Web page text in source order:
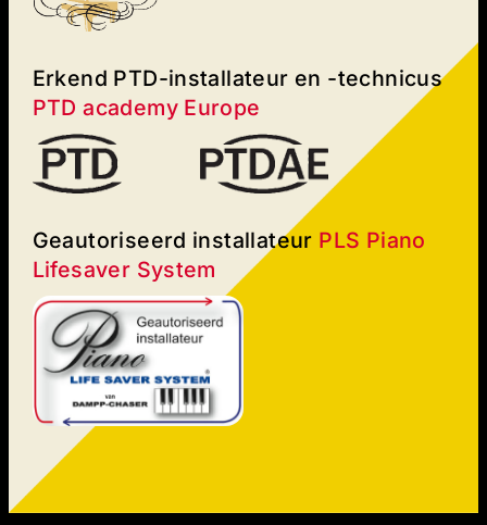
Erkend PTD-installateur en -technicus
PTD academy Europe
Geautoriseerd installateur PLS Piano
Lifesaver System